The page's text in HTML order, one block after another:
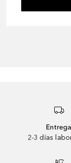
Entrega
2-3 días